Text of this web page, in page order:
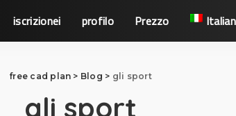
iscrizionei profilo Prezzo
free cad plan > Blog > gli sport
gli sport